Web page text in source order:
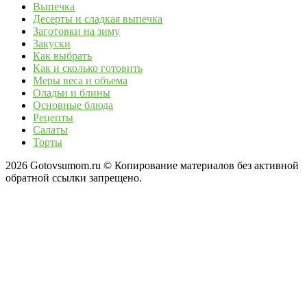
Выпечка
Десерты и сладкая выпечка
Заготовки на зиму
Закуски
Как выбрать
Как и сколько готовить
Меры веса и объема
Оладьи и блины
Основные блюда
Рецепты
Салаты
Торты
2026 Gotovsumom.ru © Копирование материалов без активной
обратной ссылки запрещено.